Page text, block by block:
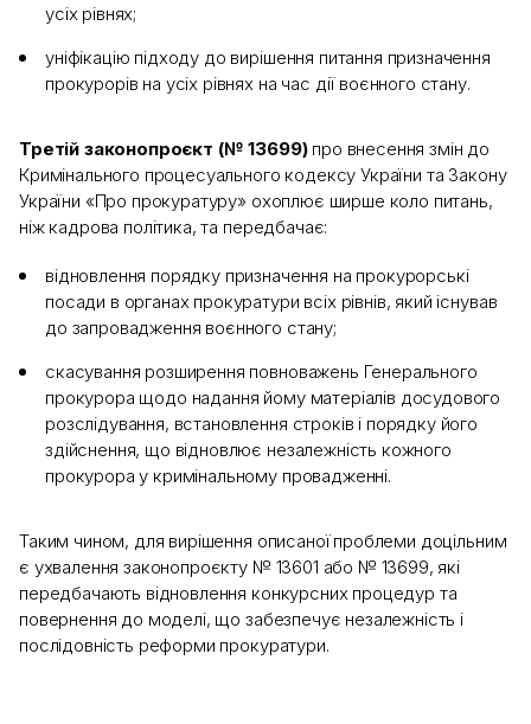
усіх рівнях;
уніфікацію підходу до вирішення питання призначення
прокурорів на усіх рівнях на час дії воєнного стану.
Третій законопроєкт (№ 13699)про внесення змін до
Кримінального процесуального кодексу України та Закону
України «Про прокуратуру» охоплює ширше коло питань,
ніж кадрова політика, та передбачає:
відновлення порядку призначення на прокурорські
посади в органах прокуратури всіх рівнів, який існував
до запровадження воєнного стану;
скасування розширення повноважень Генерального
прокурора щодо надання йому матеріалів досудового
розслідування, встановлення строків і порядку його
здійснення, що відновлює незалежність кожного
прокурора у кримінальному провадженні.
Таким чином, для вирішення описаної проблеми доцільним
є ухвалення законопроєкту № 13601 або № 13699, які
передбачають відновлення конкурсних процедур та
повернення до моделі, що забезпечує незалежність і
послідовність реформи прокуратури.